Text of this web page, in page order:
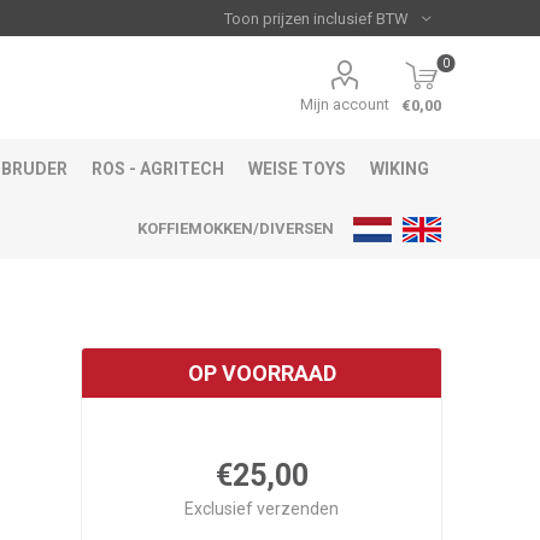
Mijn account
0
€0,00
BRUDER ROS - AGRITECH WEISE TOYS WIKING
KOFFIEMOKKEN/DIVERSEN
OP VOORRAAD
€25,00
Exclusiefverzenden